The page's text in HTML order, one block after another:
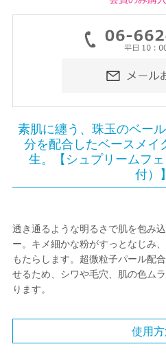
素肌に纏う、珠玉のベー
分を配合したベースメイ
生。【シュプリームフ
付）】
透き通るような明るさで肌を包み
ー。キメ細かな粉がすっとなじみ
もたらします。超微粒子パール配
せるため、シワや毛穴、肌の色ム
ります。
使用